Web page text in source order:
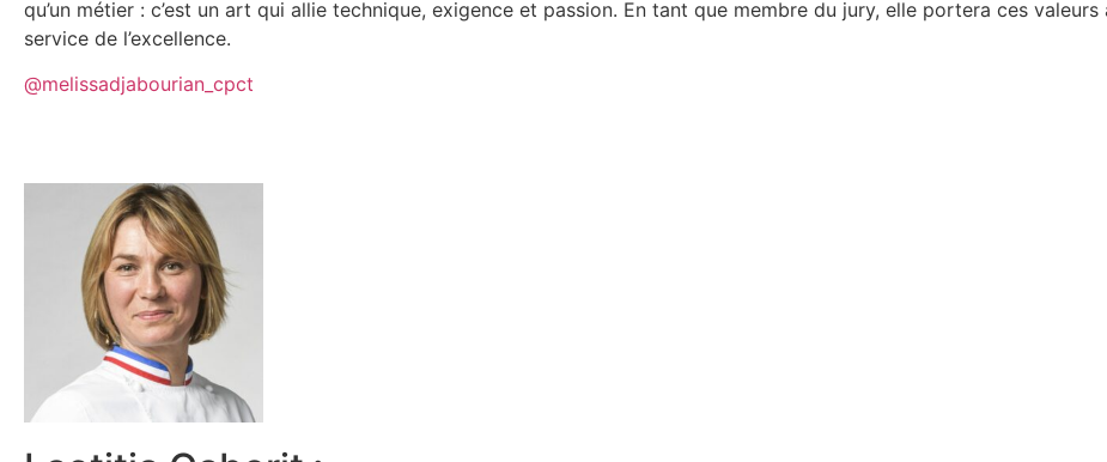
qu’un métier : c’est un art qui allie technique, exigence et passion. En tant que membre du jury, elle portera ces
service de l’excellence.
@melissadjabourian_cpct